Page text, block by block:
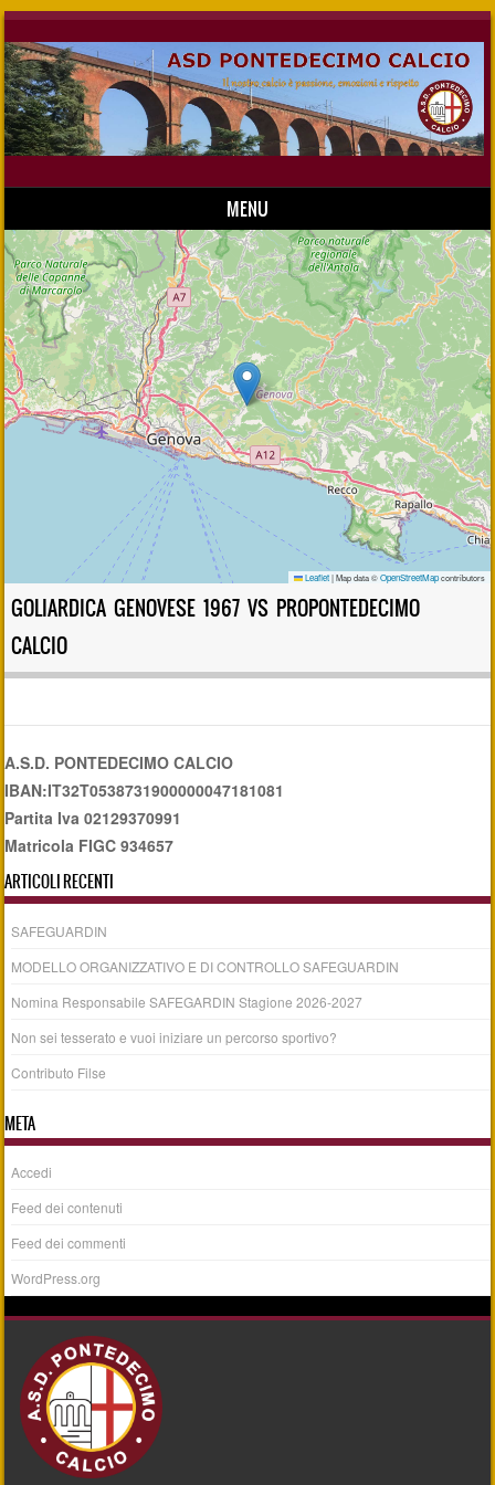
MENU
Skip to content
Leaflet |Map data ©OpenStreetMapcontributors
GOLIARDICA GENOVESE 1967 VS PROPONTEDECIMO
CALCIO
A.S.D. PONTEDECIMO CALCIO
IBAN:IT32T0538731900000047181081
Partita Iva 02129370991
Matricola FIGC 934657
ARTICOLI RECENTI
SAFEGUARDIN
MODELLO ORGANIZZATIVO E DI CONTROLLO SAFEGUARDIN
Nomina Responsabile SAFEGARDIN Stagione 2026-2027
Non sei tesserato e vuoi iniziare un percorso sportivo?
Contributo Filse
META
Accedi
Feed dei contenuti
Feed dei commenti
WordPress.org